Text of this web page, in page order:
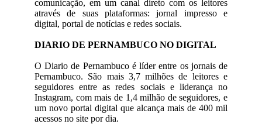
comunicação, em um canal direto com os leitores
através de suas plataformas: jornal impresso e
digital, portal de notícias e redes sociais.
DIARIO DE PERNAMBUCO NO DIGITAL
O Diario de Pernambuco é líder entre os jornais de
Pernambuco. São mais 3,7 milhões de leitores e
seguidores entre as redes sociais e liderança no
Instagram, com mais de 1,4 milhão de seguidores, e
um novo portal digital que alcança mais de 400 mil
acessos no site por dia.